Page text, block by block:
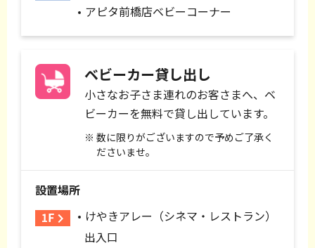
アピタ前橋店ベビーコーナー
ベビーカー貸し出し
小さなお子さま連れのお客さまへ、ベ
ビーカーを無料で貸し出しています。
数に限りがございますので予めご了承く
ださいませ。
設置場所
けやきアレー（シネマ・レストラン）
出入口